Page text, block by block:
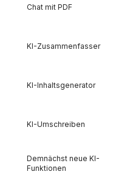
Chat mit PDF
KI-Zusammenfasser
KI-Inhaltsgenerator
KI-Umschreiben
Demnächst neue KI-
Funktionen